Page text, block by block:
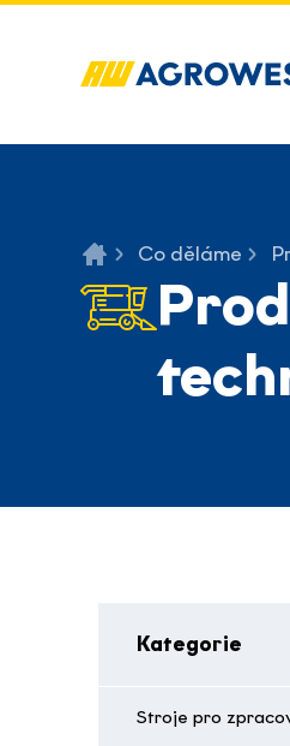
Co děláme
Kategorie
Stroje pro